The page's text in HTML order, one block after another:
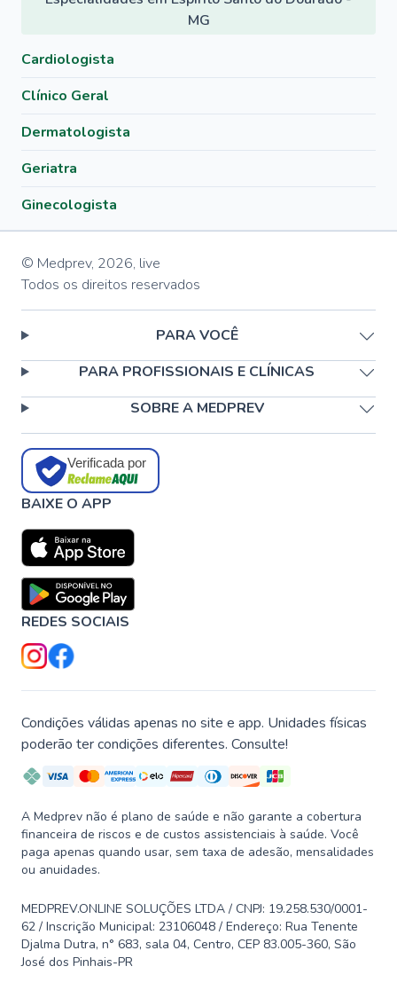
MG
Cardiologista
Clínico Geral
Dermatologista
Geriatra
Ginecologista
© Medprev, 2026, live
Todos os direitos reservados
PARA VOCÊ
PARA PROFISSIONAIS E CLÍNICAS
SOBRE A MEDPREV
Verificada por
BAIXE O APP
REDES SOCIAIS
Condições válidas apenas no site e app. Unidades físicas
poderão ter condições diferentes. Consulte!
A Medprev não é plano de saúde e não garante a cobertura
financeira de riscos e de custos assistenciais à saúde. Você
paga apenas quando usar, sem taxa de adesão, mensalidades
ou anuidades.
MEDPREV.ONLINE SOLUÇÕES LTDA / CNPJ: 19.258.530/0001-
62 / Inscrição Municipal: 23106048 / Endereço: Rua Tenente
Djalma Dutra, n° 683, sala 04, Centro, CEP 83.005-360, São
José dos Pinhais-PR